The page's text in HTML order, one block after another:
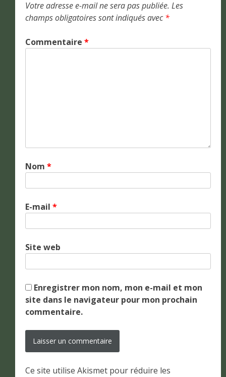
Votre adresse e-mail ne sera pas publiée. Les
champs obligatoires sont indiqués avec*
Commentaire *
Nom *
E-mail *
Site web
Enregistrer mon nom, mon e-mail et mon
site dans le navigateur pour mon prochain
commentaire.
Ce site utilise Akismet pour réduire les